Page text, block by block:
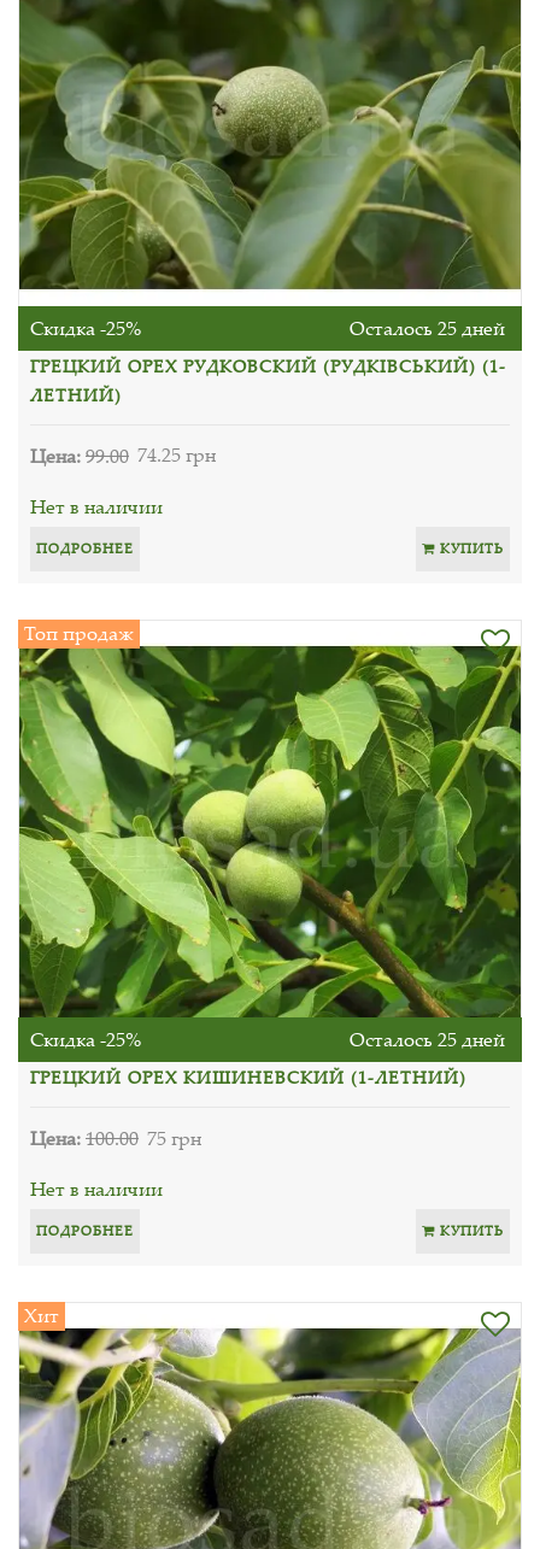
Скидка -25% Осталось 25 дней
ГРЕЦКИЙ ОРЕХ РУДКОВСКИЙ (РУДКІВСЬКИЙ) (1-
ЛЕТНИЙ)
Цена:99.00 74.25 грн
Нет в наличии
ПОДРОБНЕЕ КУПИТЬ
Топ продаж
Скидка -25% Осталось 25 дней
ГРЕЦКИЙ ОРЕХ КИШИНЕВСКИЙ (1-ЛЕТНИЙ)
Цена:100.00 75 грн
Нет в наличии
ПОДРОБНЕЕ КУПИТЬ
Хит